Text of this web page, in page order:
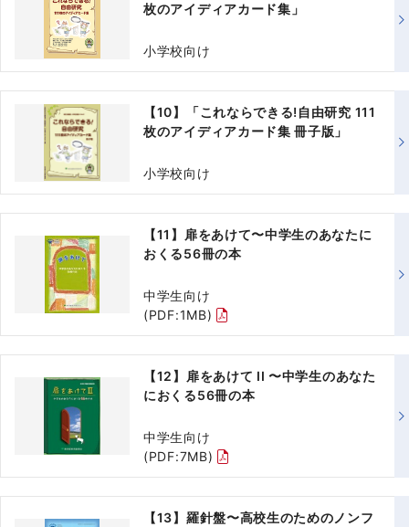
枚のアイディアカード集」
小学校向け
【10】「これならできる!自由研究 111
枚のアイディアカード集 冊子版」
小学校向け
【11】扉をあけて〜中学生のあなたに
おくる56冊の本
中学生向け
(PDF:1MB)
【12】扉をあけて II 〜中学生のあなた
におくる56冊の本
中学生向け
(PDF:7MB)
【13】羅針盤〜高校生のためのノンフ